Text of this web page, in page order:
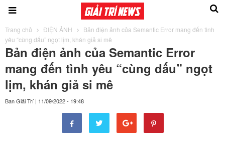
Trang chủ ĐIỆN ẢNH
Bản điện ảnh của Semantic Error mang đến tình
yêu “cùng dấu” ngọt lịm, khán giả si mê
Bản điện ảnh của Semantic Error
mang đến tình yêu “cùng dấu” ngọt
lịm, khán giả si mê
Ban Giải Trí | 11/09/2022 - 19:48